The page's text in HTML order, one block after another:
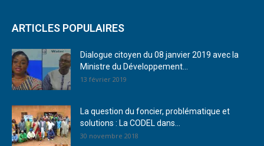
ARTICLES POPULAIRES
Dialogue citoyen du 08 janvier 2019 avec la
Ministre du Développement...
13 février 2019
La question du foncier, problématique et
solutions : La CODEL dans...
30 novembre 2018